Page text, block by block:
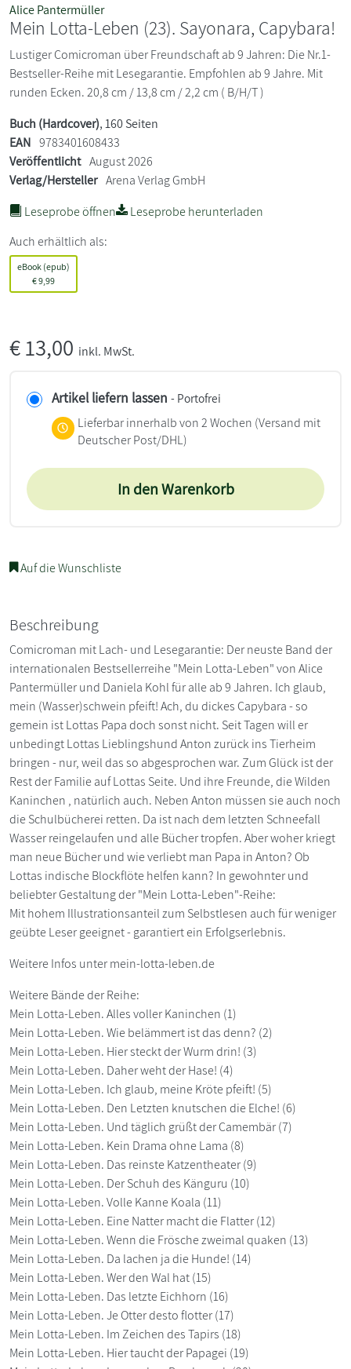
Alice Pantermüller
Mein Lotta-Leben (23). Sayonara, Capybara!
Lustiger Comicroman über Freundschaft ab 9 Jahren: Die Nr.1-
Bestseller-Reihe mit Lesegarantie. Empfohlen ab 9 Jahre. Mit
runden Ecken. 20,8 cm / 13,8 cm / 2,2 cm ( B/H/T )
Buch (Hardcover), 160 Seiten
EAN 9783401608433
Veröffentlicht August 2026
Verlag/Hersteller Arena Verlag GmbH
Leseprobe öffnen
Leseprobe herunterladen
Auch erhältlich als:
eBook (epub)
€9,99
€13,00 inkl. MwSt.
Artikel liefern lassen - Portofrei
Lieferbar innerhalb von 2 Wochen (Versand mit
Deutscher Post/DHL)
In den Warenkorb
Auf die Wunschliste
Beschreibung
Comicroman mit Lach- und Lesegarantie: Der neuste Band der
internationalen Bestsellerreihe "Mein Lotta-Leben" von Alice
Pantermüller und Daniela Kohl für alle ab 9 Jahren. Ich glaub,
mein (Wasser)schwein pfeift! Ach, du dickes Capybara - so
gemein ist Lottas Papa doch sonst nicht. Seit Tagen will er
unbedingt Lottas Lieblingshund Anton zurück ins Tierheim
bringen - nur, weil das so abgesprochen war. Zum Glück ist der
Rest der Familie auf Lottas Seite. Und ihre Freunde, die Wilden
Kaninchen , natürlich auch. Neben Anton müssen sie auch noch
die Schulbücherei retten. Da ist nach dem letzten Schneefall
Wasser reingelaufen und alle Bücher tropfen. Aber woher kriegt
man neue Bücher und wie verliebt man Papa in Anton? Ob
Lottas indische Blockflöte helfen kann? In gewohnter und
beliebter Gestaltung der "Mein Lotta-Leben"-Reihe:
Mit hohem Illustrationsanteil zum Selbstlesen auch für weniger
geübte Leser geeignet - garantiert ein Erfolgserlebnis.
Weitere Infos unter mein-lotta-leben.de
Weitere Bände der Reihe:
Mein Lotta-Leben. Alles voller Kaninchen (1)
Mein Lotta-Leben. Wie belämmert ist das denn? (2)
Mein Lotta-Leben. Hier steckt der Wurm drin! (3)
Mein Lotta-Leben. Daher weht der Hase! (4)
Mein Lotta-Leben. Ich glaub, meine Kröte pfeift! (5)
Mein Lotta-Leben. Den Letzten knutschen die Elche! (6)
Mein Lotta-Leben. Und täglich grüßt der Camembär (7)
Mein Lotta-Leben. Kein Drama ohne Lama (8)
Mein Lotta-Leben. Das reinste Katzentheater (9)
Mein Lotta-Leben. Der Schuh des Känguru (10)
Mein Lotta-Leben. Volle Kanne Koala (11)
Mein Lotta-Leben. Eine Natter macht die Flatter (12)
Mein Lotta-Leben. Wenn die Frösche zweimal quaken (13)
Mein Lotta-Leben. Da lachen ja die Hunde! (14)
Mein Lotta-Leben. Wer den Wal hat (15)
Mein Lotta-Leben. Das letzte Eichhorn (16)
Mein Lotta-Leben. Je Otter desto flotter (17)
Mein Lotta-Leben. Im Zeichen des Tapirs (18)
Mein Lotta-Leben. Hier taucht der Papagei (19)